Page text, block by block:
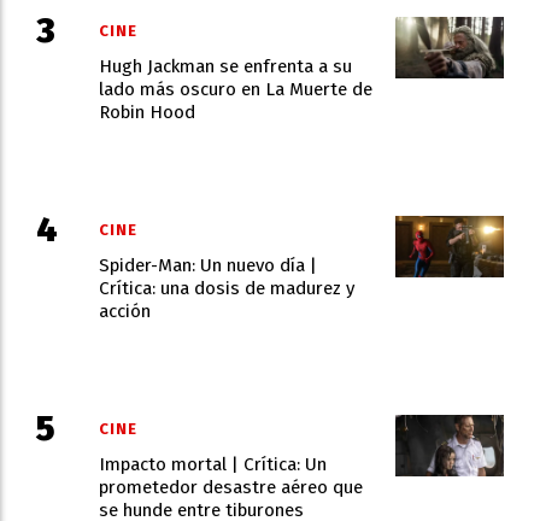
Hugh Jackman se enfrenta a su
lado más oscuro en La Muerte de
Robin Hood
CINE
Spider-Man: Un nuevo día |
Crítica: una dosis de madurez y
acción
CINE
Impacto mortal | Crítica: Un
prometedor desastre aéreo que
se hunde entre tiburones
CINE